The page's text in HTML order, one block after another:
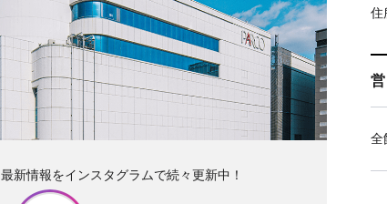
住
全
最新情報をインスタグラムで続々更新中！